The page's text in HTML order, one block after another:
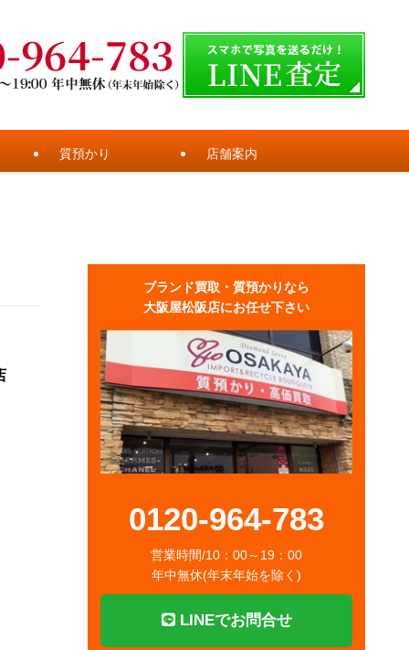
質預かり 店舗案内
ブランド買取・質預かりなら
大阪屋松阪店にお任せ下さい
0120-964-783
営業時間/10：00～19：00
年中無休(年末年始を除く)
LINEでお問合せ